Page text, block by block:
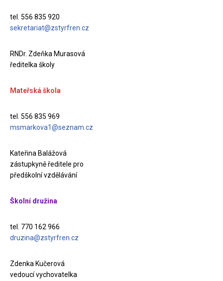
tel. 556 835 920
sekretariat@zstyrfren.cz
RNDr. Zdeňka Murasová
ředitelka školy
Mateřská škola
tel. 556 835 969
msmarkova1@seznam.cz
Kateřina Balážová
zástupkyně ředitele pro
předškolní vzdělávání
Školní družina
tel. 770 162 966
druzina@zstyrfren.cz
Zdenka Kučerová
vedoucí vychovatelka